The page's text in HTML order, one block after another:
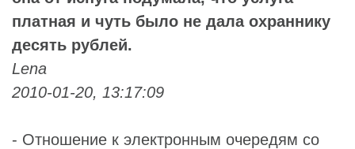
платная и чуть было не дала охраннику
десять рублей.
Lena
2010-01-20, 13:17:09
- Отношение к электронным очередям со